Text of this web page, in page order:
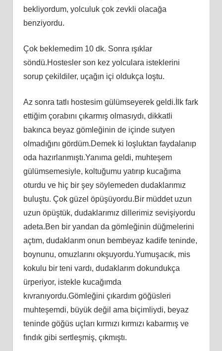
bekliyordum, yolculuk çok zevkli olacağa
benziyordu.
Çok beklemedim 10 dk. Sonra ışıklar
söndü.Hostesler son kez yolculara isteklerini
sorup çekildiler, uçağın içi oldukça loştu.
Az sonra tatlı hostesim gülümseyerek geldi.İlk fark
ettiğim çorabını çıkarmış olmasıydı, dikkatli
bakınca beyaz gömleğinin de içinde sutyen
olmadığını gördüm.Demek ki loşluktan faydalanıp
oda hazırlanmıştı.Yanıma geldi, muhteşem
gülümsemesiyle, koltuğumu yatırıp kucağıma
oturdu ve hiç bir şey söylemeden dudaklarımız
buluştu. Çok güzel öpüşüyordu.Bir müddet uzun
uzun öpüştük, dudaklarımız dillerimiz sevişiyordu
adeta.Ben bir yandan da gömleğinin düğmelerini
açtım, dudaklarım onun bembeyaz kadife teninde,
boynunu, omuzlarını okşuyordu.Yumuşacık, mis
kokulu bir teni vardı, dudaklarım dokundukça
ürperiyor, istekle kucağımda
kıvranıyordu.Gömleğini çıkardım göğüsleri
muhteşemdi, büyük değil ama biçimliydi, beyaz
teninde göğüs uçları kırmızı kırmızı kabarmış ve
fındık gibi sertleşmiş, çıkmıştı.